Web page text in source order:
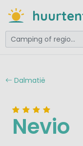
Dalmatië
Nevio